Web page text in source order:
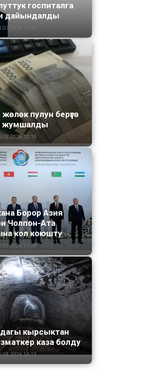
госпиталга
дайындалды
17:40
пулун берүүгө
жумшалды
12:19
Борор Азия
Чолпон-Ата
кол коюшту
17:28
кырсыктан
каза болду
14:15